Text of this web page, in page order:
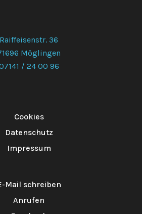
Raiffeisenstr. 36
Möglingen
/ 24 00 96
Cookies
Datenschutz
Impressum
Mail schreiben
Anrufen